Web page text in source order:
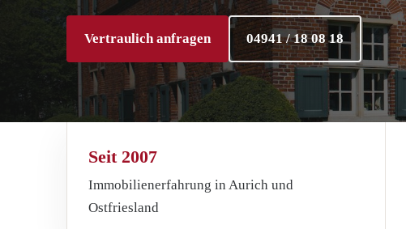
Vertraulich anfragen 04941 / 18 08 18
Seit 2007
Immobilienerfahrung in Aurich und
Ostfriesland